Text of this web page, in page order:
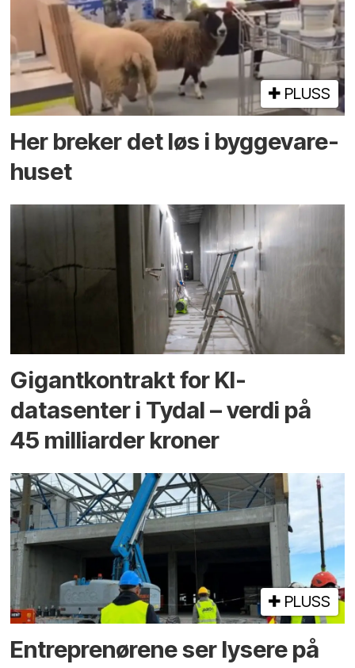
PLUSS
Her breker det løs i bygge­vare­
huset
Gigantkontrakt for KI-
datasenter i Tydal – verdi på
45 milliarder kroner
PLUSS
Entreprenørene ser lysere på